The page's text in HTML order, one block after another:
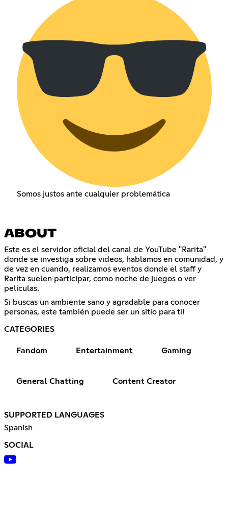
Somos justos ante cualquier problemática
ABOUT
Este es el servidor oficial del canal de YouTube "Rarita"
donde se investiga sobre videos, hablamos en comunidad, y
de vez en cuando, realizamos eventos donde el staff y
Rarita suelen participar, como noche de juegos o ver
películas.
Si buscas un ambiente sano y agradable para conocer
personas, este también puede ser un sitio para ti!
CATEGORIES
Fandom Entertainment Gaming
General Chatting Content Creator
SUPPORTED LANGUAGES
Spanish
SOCIAL